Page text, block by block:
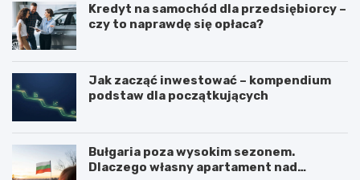
Kredyt na samochód dla przedsiębiorcy –
czy to naprawdę się opłaca?
Jak zacząć inwestować – kompendium
podstaw dla początkujących
Bułgaria poza wysokim sezonem.
Dlaczego własny apartament nad